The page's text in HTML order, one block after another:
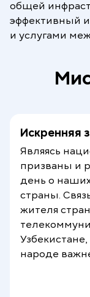
общей
эффективный
и услугами
самым,
уделять
своим
Искренняя
Являясь
призваны и
день о
страны.
жителя
народе